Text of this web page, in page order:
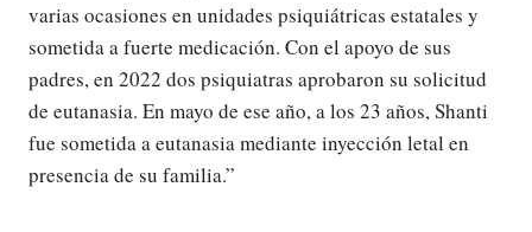
varias ocasiones en unidades psiquiátricas estatales y
sometida a fuerte medicación. Con el apoyo de sus
padres, en 2022 dos psiquiatras aprobaron su solicitud
de eutanasia. En mayo de ese año, a los 23 años, Shanti
fue sometida a eutanasia mediante inyección letal en
presencia de su familia.”